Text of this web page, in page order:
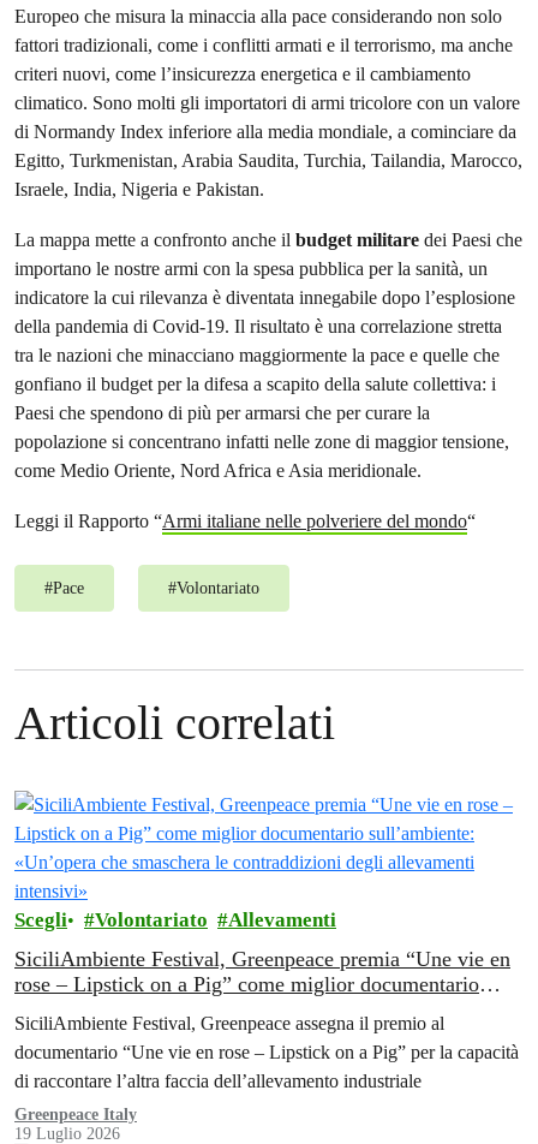
Europeo che misura la minaccia alla pace considerando non solo
fattori tradizionali, come i conflitti armati e il terrorismo, ma anche
criteri nuovi, come l’insicurezza energetica e il cambiamento
climatico. Sono molti gli importatori di armi tricolore con un valore
di Normandy Index inferiore alla media mondiale, a cominciare da
Egitto, Turkmenistan, Arabia Saudita, Turchia, Tailandia, Marocco,
Israele, India, Nigeria e Pakistan.
La mappa mette a confronto anche il budget militare dei Paesi che
importano le nostre armi con la spesa pubblica per la sanità, un
indicatore la cui rilevanza è diventata innegabile dopo l’esplosione
della pandemia di Covid-19. Il risultato è una correlazione stretta
tra le nazioni che minacciano maggiormente la pace e quelle che
gonfiano il budget per la difesa a scapito della salute collettiva: i
Paesi che spendono di più per armarsi che per curare la
popolazione si concentrano infatti nelle zone di maggior tensione,
come Medio Oriente, Nord Africa e Asia meridionale.
Leggi il Rapporto “Armi italiane nelle polveriere del mondo“
#Pace #Volontariato
Articoli correlati
Scegli Volontariato Allevamenti
SiciliAmbiente Festival, Greenpeace premia “Une vie en
rose – Lipstick on a Pig” come miglior documentario
degli allevamenti intensivi»
SiciliAmbiente Festival, Greenpeace assegna il premio al
documentario “Une vie en rose – Lipstick on a Pig” per la capacità
di raccontare l’altra faccia dell’allevamento industriale
Greenpeace Italy
19 Luglio 2026